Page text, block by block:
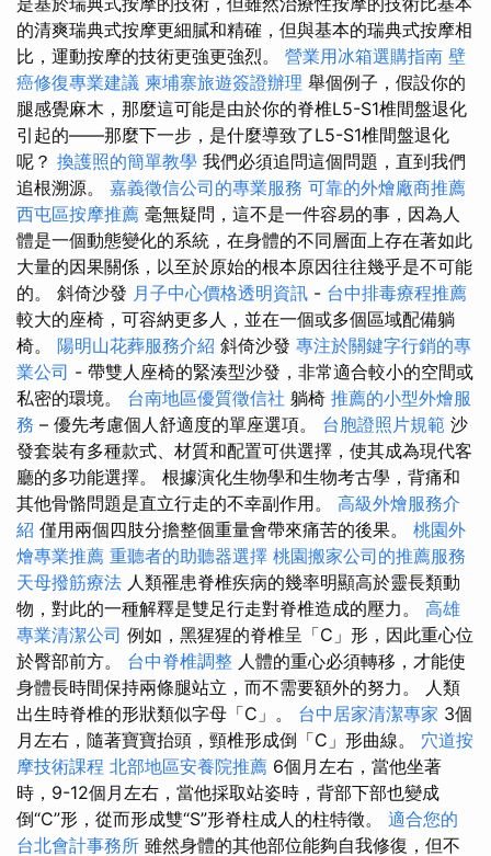
的清爽瑞典式按摩更細膩和精確，但與基本的瑞典式按摩相
比，運動按摩的技術更強更強烈。 營業用冰箱選購指南 壁
癌修復專業建議 柬埔寨旅遊簽證辦理 舉個例子，假設你的
腿感覺麻木，那麼這可能是由於你的脊椎L5-S1椎間盤退化
引起的——那麼下一步，是什麼導致了L5-S1椎間盤退化
呢？ 換護照的簡單教學 我們必須追問這個問題，直到我們
追根溯源。 嘉義徵信公司的專業服務 可靠的外燴廠商推薦
西屯區按摩推薦 毫無疑問，這不是一件容易的事，因為人
體是一個動態變化的系統，在身體的不同層面上存在著如此
大量的因果關係，以至於原始的根本原因往往幾乎是不可能
的。 斜倚沙發 月子中心價格透明資訊 - 台中排毒療程推薦
較大的座椅，可容納更多人，並在一個或多個區域配備躺
椅。 陽明山花葬服務介紹 斜倚沙發 專注於關鍵字行銷的專
業公司 - 帶雙人座椅的緊湊型沙發，非常適合較小的空間或
私密的環境。 台南地區優質徵信社 躺椅 推薦的小型外燴服
務 – 優先考慮個人舒適度的單座選項。 台胞證照片規範 沙
發套裝有多種款式、材質和配置可供選擇，使其成為現代客
廳的多功能選擇。 根據演化生物學和生物考古學，背痛和
其他骨骼問題是直立行走的不幸副作用。 高級外燴服務介
紹 僅用兩個四肢分擔整個重量會帶來痛苦的後果。 桃園外
燴專業推薦 重聽者的助聽器選擇 桃園搬家公司的推薦服務
天母撥筋療法 人類罹患脊椎疾病的幾率明顯高於靈長類動
物，對此的一種解釋是雙足行走對脊椎造成的壓力。 高雄
專業清潔公司 例如，黑猩猩的脊椎呈「C」形，因此重心位
於臀部前方。 台中脊椎調整 人體的重心必須轉移，才能使
身體長時間保持兩條腿站立，而不需要額外的努力。 人類
出生時脊椎的形狀類似字母「C」。 台中居家清潔專家 3個
月左右，隨著寶寶抬頭，頸椎形成倒「C」形曲線。 穴道按
摩技術課程 北部地區安養院推薦 6個月左右，當他坐著
時，9-12個月左右，當他採取站姿時，背部下部也變成
倒“C”形，從而形成雙“S”形脊柱成人的柱特徵。 適合您的
台北會計事務所 雖然身體的其他部位能夠自我修復，但不